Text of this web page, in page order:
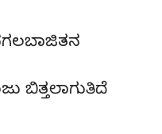
ಬಿತ್ತಲಾಗುತಿದೆ